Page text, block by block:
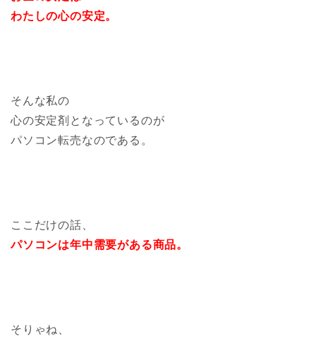
わたしの心の安定。
そんな私の
心の安定剤となっているのが
パソコン転売なのである。
ここだけの話、
パソコンは年中需要がある商品。
そりゃね、